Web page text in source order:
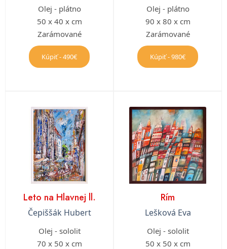
Olej - plátno
50 x 40 x cm
Zarámované
Kúpiť - 490€
Olej - plátno
90 x 80 x cm
Zarámované
Kúpiť - 980€
Leto na Hlavnej ll.
Čepiššák Hubert
Olej - sololit
70 x 50 x cm
Rím
Lešková Eva
Olej - sololit
50 x 50 x cm